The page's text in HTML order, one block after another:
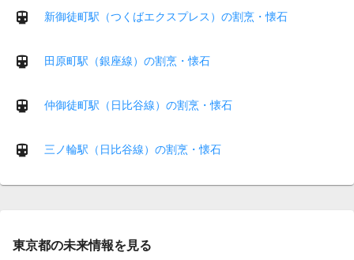
新御徒町駅（つくばエクスプレス）の割烹・懐石
田原町駅（銀座線）の割烹・懐石
仲御徒町駅（日比谷線）の割烹・懐石
三ノ輪駅（日比谷線）の割烹・懐石
東京都の未来情報を見る